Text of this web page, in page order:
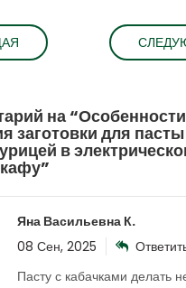
на “Особенности
заготовки для
в
”
Яна Васильевна К.
08 Сен, 2025
Пасту с кабачками делать